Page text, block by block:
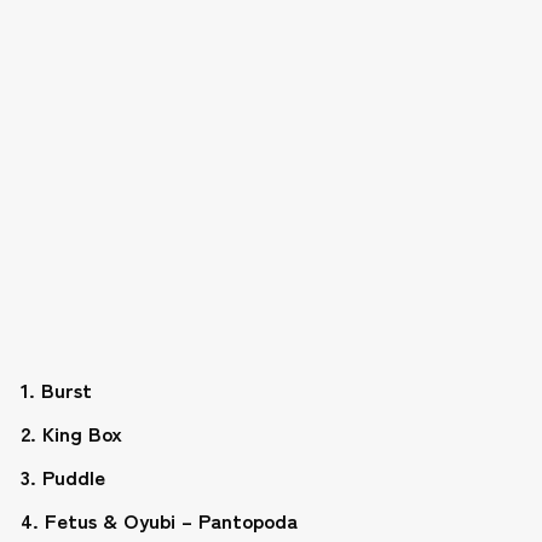
1. Burst
2. King Box
3. Puddle
4. Fetus & Oyubi – Pantopoda